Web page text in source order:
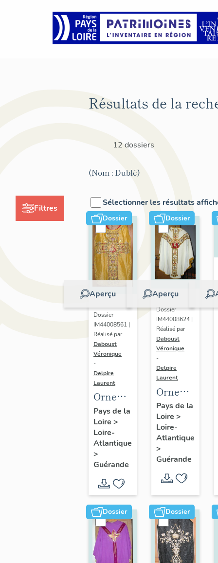
Filtres
Résultats de la
12 dossiers
(Nom : Dublé)
Sélectionner les résultats
Dossier
Aperçu
Dossier
IM44008561 |
Réalisé par
Daboust
Véronique
-
Delpire
Laurent
Ornement
doré n°
5 :
chasuble,
étole,
manipule,
voile de
calice,
bourse
de
corporal
Pays de la
Loire >
Loire-
Atlantique
>
Guérande
Dossier
Aperçu
Dossier
IM44008624 |
Réalisé par
Daboust
Véronique
-
Delpire
Laurent
Ornement
blanc
du
Sacré-
Cœur :
chasuble
Pays de la
Loire >
Loire-
Atlantique
>
Guérande
Dossier Dossier